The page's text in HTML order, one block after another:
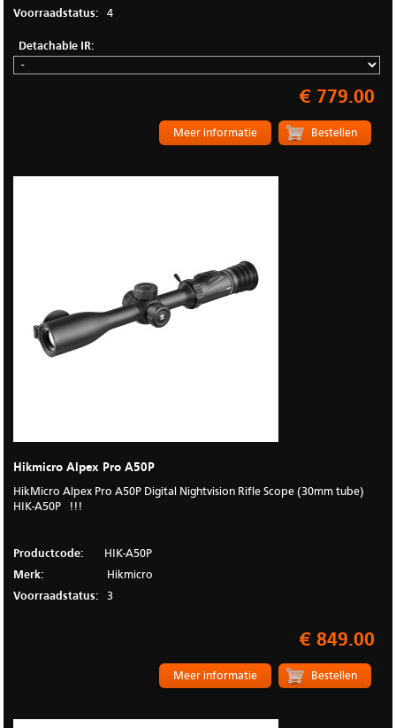
Voorraadstatus:
4
Detachable IR:
€ 779.00
Meer informatie
Hikmicro Alpex Pro A50P
HikMicro Alpex Pro A50P Digital Nightvision Rifle Scope (30mm tube)
HIK-A50P !!!
Productcode:
HIK-A50P
Merk:
Hikmicro
Voorraadstatus:
3
€ 849.00
Meer informatie